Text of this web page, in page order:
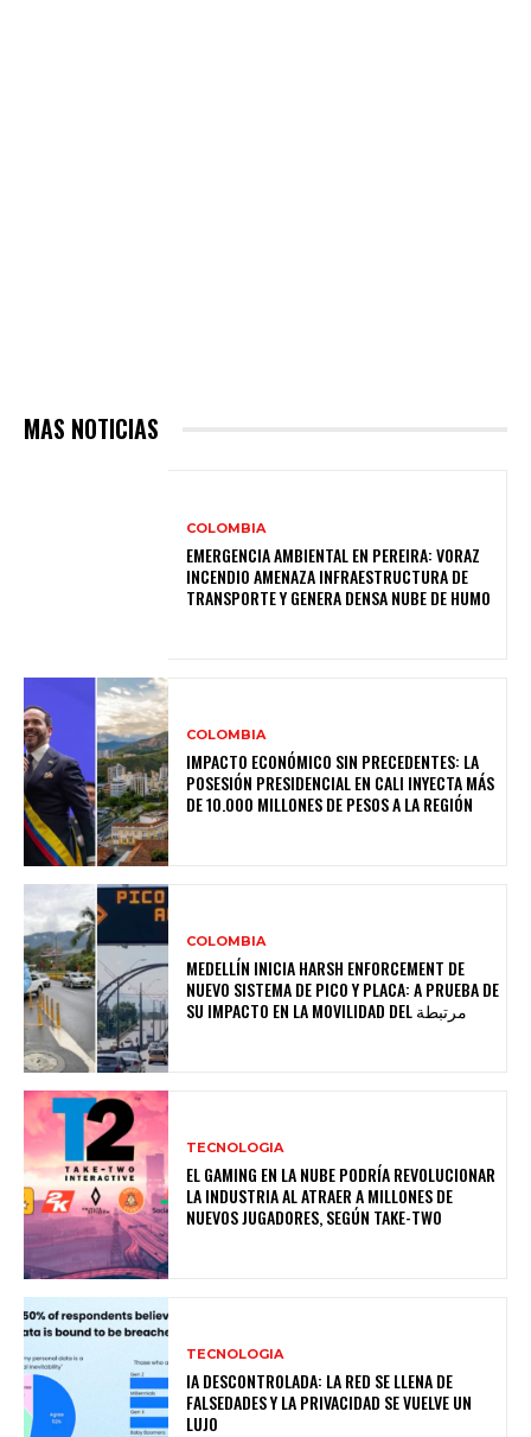
MAS NOTICIAS
COLOMBIA
EMERGENCIA AMBIENTAL EN PEREIRA: VORAZ
INCENDIO AMENAZA INFRAESTRUCTURA DE
TRANSPORTE Y GENERA DENSA NUBE DE HUMO
COLOMBIA
IMPACTO ECONÓMICO SIN PRECEDENTES: LA
POSESIÓN PRESIDENCIAL EN CALI INYECTA MÁS
DE 10.000 MILLONES DE PESOS A LA REGIÓN
COLOMBIA
MEDELLÍN INICIA HARSH ENFORCEMENT DE
NUEVO SISTEMA DE PICO Y PLACA: A PRUEBA DE
SU IMPACTO EN LA MOVILIDAD DEL مرتبطة
TECNOLOGIA
EL GAMING EN LA NUBE PODRÍA REVOLUCIONAR
LA INDUSTRIA AL ATRAER A MILLONES DE
NUEVOS JUGADORES, SEGÚN TAKE-TWO
TECNOLOGIA
IA DESCONTROLADA: LA RED SE LLENA DE
FALSEDADES Y LA PRIVACIDAD SE VUELVE UN
LUJO